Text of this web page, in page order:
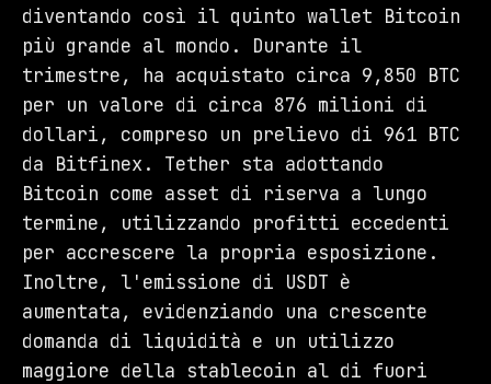
diventando così il quinto wallet Bitcoin
più grande al mondo. Durante il
trimestre, ha acquistato circa 9,850 BTC
per un valore di circa 876 milioni di
dollari, compreso un prelievo di 961 BTC
da Bitfinex. Tether sta adottando
Bitcoin come asset di riserva a lungo
termine, utilizzando profitti eccedenti
per accrescere la propria esposizione.
Inoltre, l'emissione di USDT è
aumentata, evidenziando una crescente
domanda di liquidità e un utilizzo
maggiore della stablecoin al di fuori